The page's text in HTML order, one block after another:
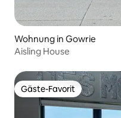
Wohnung in Gowrie
Aisling House
Gäste-Favorit
Gäste-Favorit